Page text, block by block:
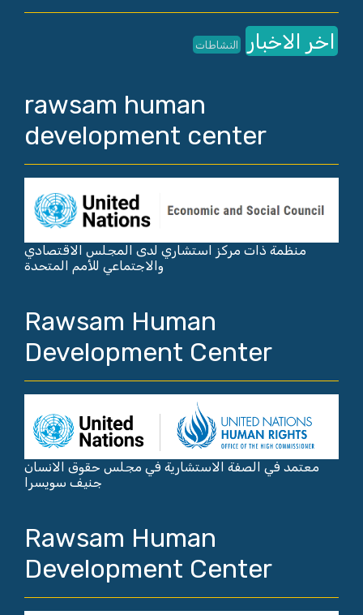
اخر الاخبار النشاطات
rawsam human
development center
منظمة ذات مركز استشاري لدى المجلس الاقتصادي
والاجتماعي للأمم المتحدة
Rawsam Human
Development Center
معتمد في الصفة الاستشارية في مجلس حقوق الانسان
جنيف سويسرا
Rawsam Human
Development Center